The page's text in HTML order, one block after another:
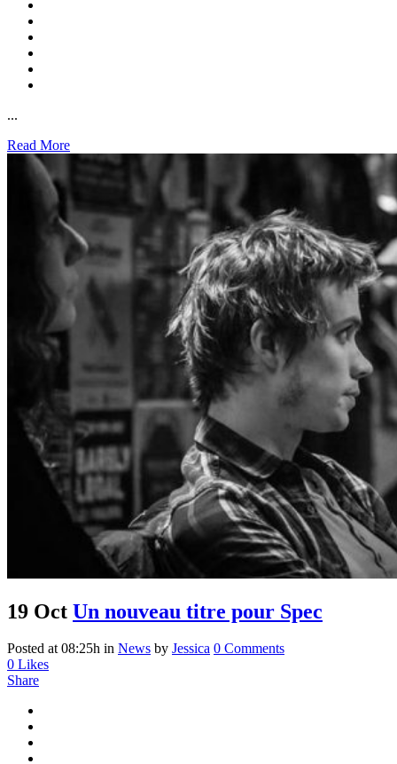
...
Read More
19 Oct Un nouveau titre pour Spec
Posted at 08:25h in News by Jessica 0 Comments
0 Likes
Share